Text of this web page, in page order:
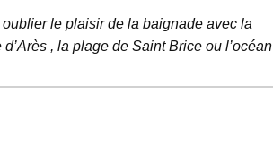
le plaisir de la baignade avec la
d’Arès , la plage de SaintBrice ou l’océan